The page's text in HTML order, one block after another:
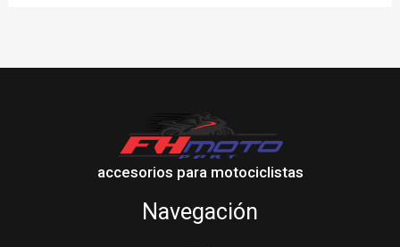
accesorios para motociclistas
Navegación